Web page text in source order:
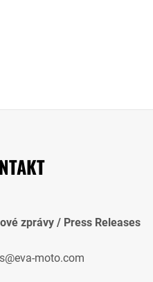
zprávy / Press Releases
moto.com